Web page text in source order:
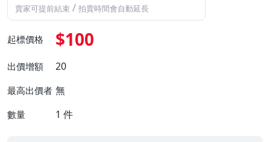
賣家可提前結束 / 拍賣時間會自動延長
起標價格 $100
出價增額 20
最高出價者 無
數量 1 件